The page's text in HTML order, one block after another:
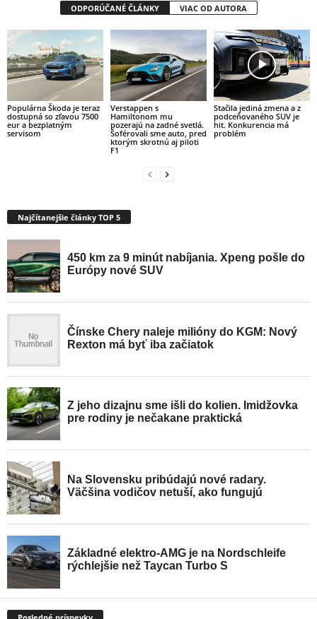
ODPORÚČANÉ ČLÁNKY VIAC OD AUTORA
Populárna Škoda je teraz
dostupná so zľavou 7500
eur a bezplatným
servisom
Verstappen s
Hamiltonom mu
pozerajú na zadné svetlá.
Šoférovali sme auto, pred
ktorým skrotnú aj piloti
F1
Stačila jediná zmena a z
podceňovaného SUV je
hit. Konkurencia má
problém
Najčítanejšie články TOP 5